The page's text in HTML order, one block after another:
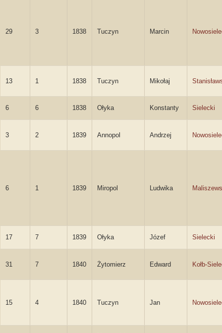
29 3 1838 Tuczyn Marcin
13 1 1838 Tuczyn Mikołaj
6 6 1838 Ołyka Konstanty Sielecki
3 2 1839 Annopol Andrzej
6 1 1839 Miropol Ludwika
17 7 1839 Ołyka Józef Sielecki
31 7 1840 Żytomierz Edward Kołb-
15 4 1840 Tuczyn Jan